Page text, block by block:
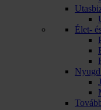
Élet-